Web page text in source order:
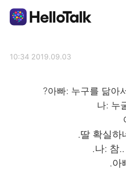
简体中文
2019.09.03 10:34
아빠: 누구를 닮아
나: 누
딸 확실하
나: 참
아